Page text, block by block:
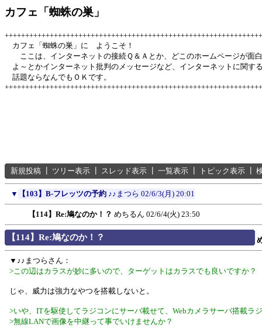
カフェ「蜘蛛の巣」
カフェ「蜘蛛の巣」に ようこそ！
ここは、インターネットの接続Ｑ＆Ａとか、どこのホームページが面
よ～とかインターネット批判のメッセージなど、インターネットに関す
話題ならなんでもＯＫです。
新規投稿 ツリー表示 スレッド表示 一覧表示 トピック表示
▼ 【103】B-フレッツの予約 ♪♪まつら 02/6/3(月) 20:01
【114】Re:鳩なのか！？ めちるん 02/6/4(火) 23:50
【114】Re:鳩なのか！？
▼♪♪まつらさん：
>この辺はカラスが妙に多いので、ターゲットはカラスでも良いですか？
じゃ、威力は強力なやつを搭載しないと。
>いや、ITを駆使してラジコンにサーバ載せて、Webカメラサーバ搭載ラ
>無線LANで画像を中継って事でいけませんか？